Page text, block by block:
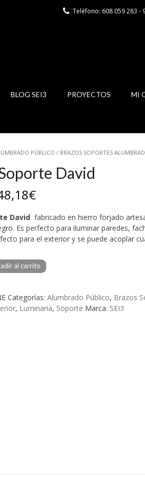
Teléfono: 608 059 283 -
BLOG SEI3 PROYECTOS MI
PÚBLICO / BRAZOS SOPORTES
David
€
David fabricado en hierro forjado
Es perfecto para iluminar paredes,
para el exterior y se puede acoplar
al carrito
Categorías: Alumbrado Público, Brazos
, Luminaria, Soporte Marca: SEI3